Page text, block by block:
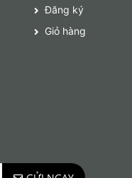
Đăng ký
Giỏ hàng